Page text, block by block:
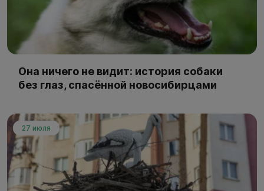
Она ничего не видит: история собаки
без глаз, спасённой новосибирцами
27 июля